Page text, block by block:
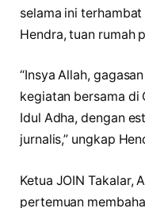
selama ini
Hendra, tuan rumah
“Insya Allah,
kegiatan bersama di
Idul Adha, dengan
jurnalis,” ungkap
Ketua JOIN Takalar,
pertemuan